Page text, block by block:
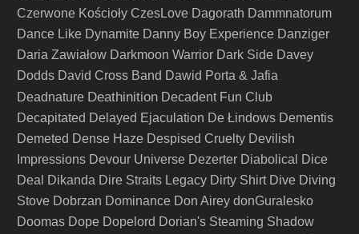
Czerwone Kościoły CzesLove Dagorath Dammnatorum
Dance Like Dynamite Danny Boy Experience Danziger
Daria Zawiałow Darkmoon Warrior Dark Side Davey
Dodds David Cross Band Dawid Porta & Jafia
Deadnature Deathinition Decadent Fun Club
Decapitated Delayed Ejaculation De Łindows Dementis
Demeted Dense Haze Despised Cruelty Devilish
Impressions Devour Universe Dezerter Diabolical
Dice
Deal
Dikanda Dire Straits Legacy Dirty Shirt Dive Diving
Stove Dobrzan Dominance Don Airey donGuralesko
Doomas Dope Dopelord Dorian's Steaming Shadow